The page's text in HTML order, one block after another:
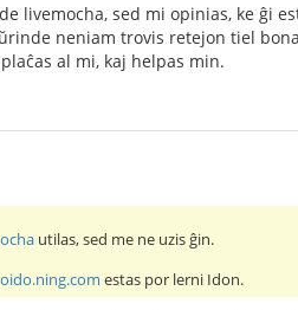
livemocha, sed mi opinias, ke ĝi
neniam trovis retejon tiel
al mi, kaj helpas min.
utilas, sed me ne uzis ĝin.
estas por lerni Idon.